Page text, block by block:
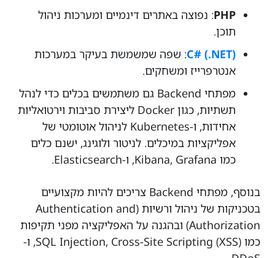
PHP: נפוצה באתרים דינמיים ומערכות ניהול
תוכן.
C# (.NET): שפה שמשמשת בעיקר במערכות
אנטרפרייז ומשחקים.
מפתחי Backend גם משתמשים בכלים כדי לנהל
תשתיות, כגון Docker ליצירת סביבות וירטואליות
אחידות, ו-Kubernetes לניהול אוטומטי של
אפליקציות במיכלים. לניטור ולוגינג, ישנם כלים
כמו Kibana, Grafana, ו-Elasticsearch.
בנוסף, מפתחי Backend צריכים להיות מקצועיים
בטכניקות של ניהול ורשיות (Authentication and
Authorization) ובהגנה על האפליקציה מפני תקיפות
כמו SQL Injection, Cross-Site Scripting (XSS), ו-